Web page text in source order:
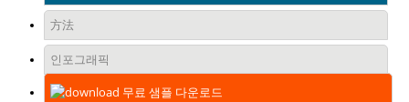
方法
인포그래픽
무료 샘플 다운로드